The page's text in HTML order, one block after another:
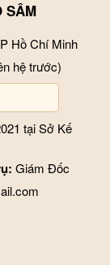
SÂM
Hồ Chí Minh
hệ trước)
tại Sở Kế
Giám Đốc